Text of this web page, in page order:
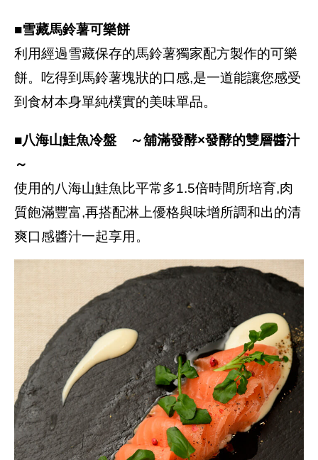
■雪藏馬鈴薯可樂餅
利用經過雪藏保存的馬鈴薯獨家配方製作的可樂
餅。吃得到馬鈴薯塊狀的口感,是一道能讓您感受
到食材本身單純樸實的美味單品。
■八海山鮭魚冷盤 ～舖滿發酵×發酵的雙層醬汁
～
使用的八海山鮭魚比平常多1.5倍時間所培育,肉
質飽滿豐富,再搭配淋上優格與味增所調和出的清
爽口感醬汁一起享用。